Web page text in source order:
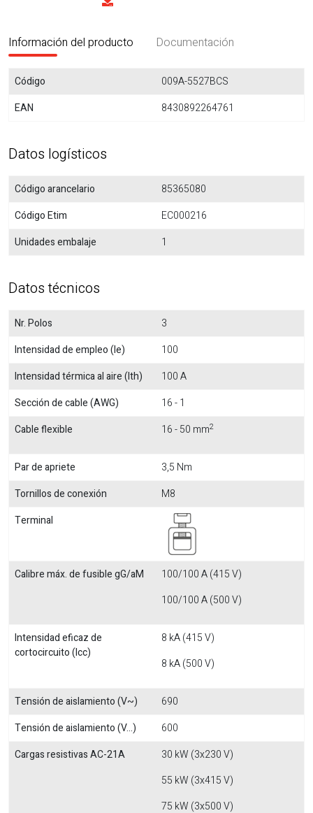
Información del producto Documentación
Código
009A-5527BCS
EAN
8430892264761
Datos logísticos
Código arancelario
85365080
Código Etim
EC000216
Unidades embalaje
1
Datos técnicos
Nr. Polos
3
Intensidad de empleo (Ie)
100
Intensidad térmica al aire (Ith)
100 A
Sección de cable (AWG)
16 - 1
Cable flexible
16 - 50 mm2
Par de apriete
3,5 Nm
Tornillos de conexión
M8
Terminal
Calibre máx. de fusible gG/aM
100/100 A (415 V)
100/100 A (500 V)
Intensidad eficaz de
cortocircuito (Icc)
8 kA (415 V)
8 kA (500 V)
Tensión de aislamiento (V~)
690
Tensión de aislamiento (V...)
600
Cargas resistivas AC-21A
30 kW (3x230 V)
55 kW (3x415 V)
75 kW (3x500 V)